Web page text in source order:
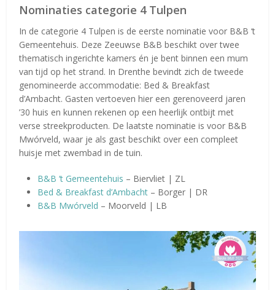
Nominaties categorie 4 Tulpen
In de categorie 4 Tulpen is de eerste nominatie voor B&B ‘t
Gemeentehuis. Deze Zeeuwse B&B beschikt over twee
thematisch ingerichte kamers én je bent binnen een mum
van tijd op het strand. In Drenthe bevindt zich de tweede
genomineerde accommodatie: Bed & Breakfast
d’Ambacht. Gasten vertoeven hier een gerenoveerd jaren
’30 huis en kunnen rekenen op een heerlijk ontbijt met
verse streekproducten. De laatste nominatie is voor B&B
Mwórveld, waar je als gast beschikt over een compleet
huisje met zwembad in de tuin.
B&B ‘t Gemeentehuis – Biervliet | ZL
Bed & Breakfast d’Ambacht – Borger | DR
B&B Mwórveld – Moorveld | LB